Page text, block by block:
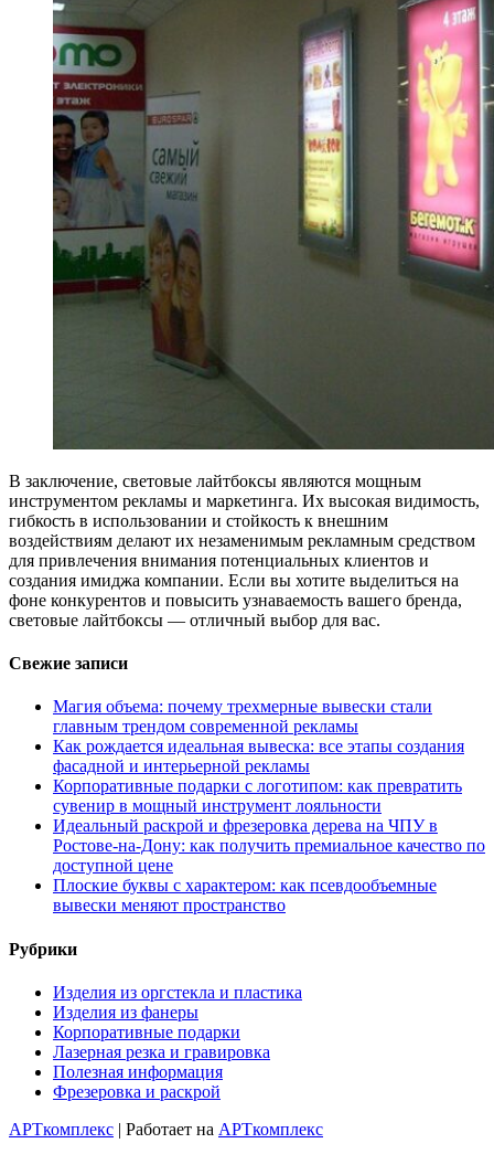
В заключение, световые лайтбоксы являются мощным
инструментом рекламы и маркетинга. Их высокая видимость,
гибкость в использовании и стойкость к внешним
воздействиям делают их незаменимым рекламным средством
для привлечения внимания потенциальных клиентов и
создания имиджа компании. Если вы хотите выделиться на
фоне конкурентов и повысить узнаваемость вашего бренда,
световые лайтбоксы — отличный выбор для вас.
Свежие записи
Магия объема: почему трехмерные вывески стали
главным трендом современной рекламы
Как рождается идеальная вывеска: все этапы создания
фасадной и интерьерной рекламы
Корпоративные подарки с логотипом: как превратить
сувенир в мощный инструмент лояльности
Идеальный раскрой и фрезеровка дерева на ЧПУ в
Ростове-на-Дону: как получить премиальное качество по
доступной цене
Плоские буквы с характером: как псевдообъемные
вывески меняют пространство
Рубрики
Изделия из оргстекла и пластика
Изделия из фанеры
Корпоративные подарки
Лазерная резка и гравировка
Полезная информация
Фрезеровка и раскрой
АРТкомплекс | Работает на АРТкомплекс